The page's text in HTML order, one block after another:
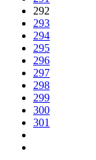
292
293
294
295
296
297
298
299
300
301